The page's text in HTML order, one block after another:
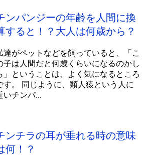
ンパンジーの年齢を人間に換
すると！？大人は何歳から？
達がペットなどを飼っていると、「こ
子は人間だと何歳くらいになるのかし
」ということは、よく気になるところ
す。 同じように、類人猿という人に
いチンパ...
ンチラの耳が垂れる時の意味
何！？